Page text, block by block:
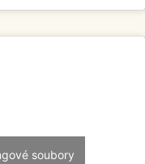
soubory